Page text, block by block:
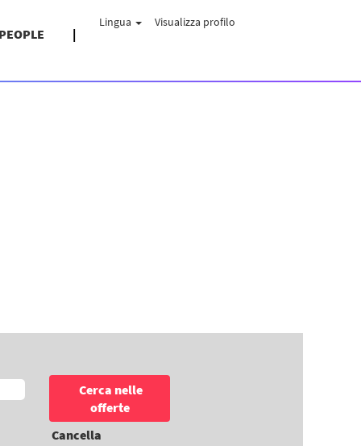
Lingua Visualizza profilo
Cancella